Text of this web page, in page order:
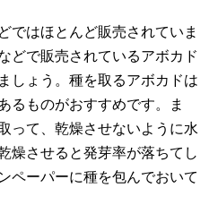
ではほとんど販売されていま
どで販売されているアボカド
しょう。種を取るアボカドは
るものがおすすめです。ま
って、乾燥させないように水
燥させると発芽率が落ちてし
ペーパーに種を包んでおいて